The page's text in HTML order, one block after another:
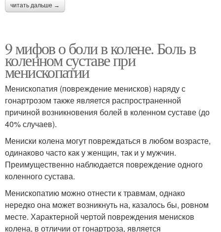
читать дальше →
9 мифов о боли в колене. Боль в
коленном суставе при
менископатии
Менископатия (повреждение менисков) наряду с
гонартрозом также является распространенной
причиной возникновения болей в коленном суставе (до
40% случаев).
Мениски колена могут повреждаться в любом возрасте,
одинаково часто как у женщин, так и у мужчин.
Преимущественно наблюдается повреждение одного
коленного сустава.
Менископатию можно отнести к травмам, однако
нередко она может возникнуть на, казалось бы, ровном
месте. Характерной чертой повреждения менисков
колена, в отличии от гонартроза, является